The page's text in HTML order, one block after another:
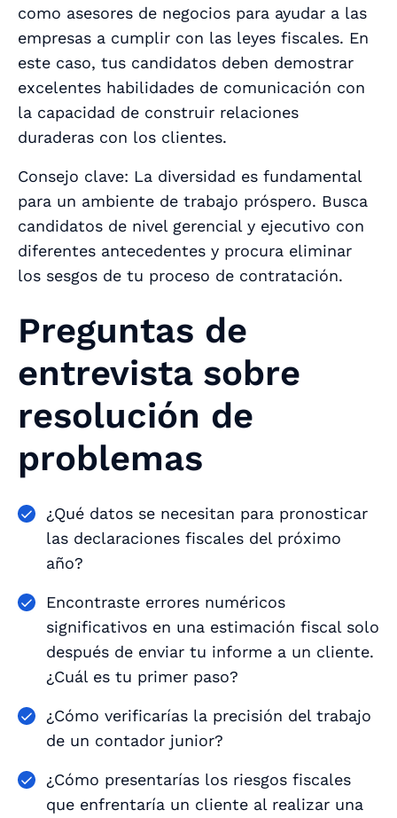
como asesores de negocios para ayudar a las
empresas a cumplir con las leyes fiscales. En
este caso, tus candidatos deben demostrar
excelentes habilidades de comunicación con
la capacidad de construir relaciones
duraderas con los clientes.
Consejo clave: La diversidad es fundamental
para un ambiente de trabajo próspero. Busca
candidatos de nivel gerencial y ejecutivo con
diferentes antecedentes y procura eliminar
los sesgos de tu proceso de contratación.
Preguntas de
entrevista sobre
resolución de
problemas
¿Qué datos se necesitan para pronosticar
las declaraciones fiscales del próximo
año?
Encontraste errores numéricos
significativos en una estimación fiscal solo
después de enviar tu informe a un cliente.
¿Cuál es tu primer paso?
¿Cómo verificarías la precisión del trabajo
de un contador junior?
¿Cómo presentarías los riesgos fiscales
que enfrentaría un cliente al realizar una